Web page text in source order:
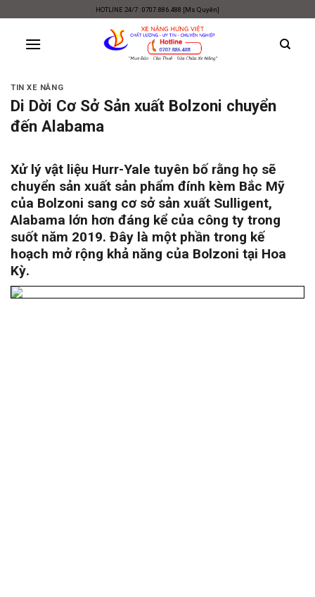
content
HOTLINE 24/7 : 0707.886.488 [Ms Quyên]
TIN XE NÂNG
Di Dời Cơ Sở Sản xuất Bolzoni chuyển
đến Alabama
Xử lý vật liệu Hurr-Yale tuyên bố rằng họ sẽ
chuyển sản xuất sản phẩm đính kèm Bắc Mỹ
của Bolzoni sang cơ sở sản xuất Sulligent,
Alabama lớn hơn đáng kể của công ty trong
suốt năm 2019. Đây là một phần trong kế
hoạch mở rộng khả năng của Bolzoni tại Hoa
Kỳ.